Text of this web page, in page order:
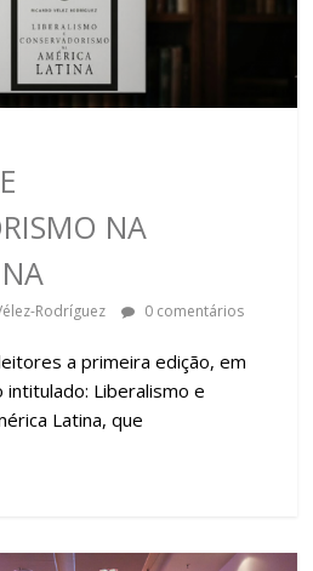
NA
Rodríguez 0 comentários
a primeira edição, em
Liberalismo e
Latina, que